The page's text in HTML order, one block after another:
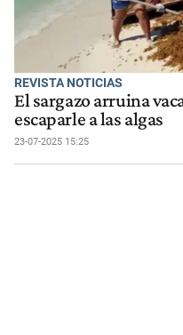
REVISTA NOTICIAS
El sargazo arruina
escaparle a las algas
23-07-2025 15:25